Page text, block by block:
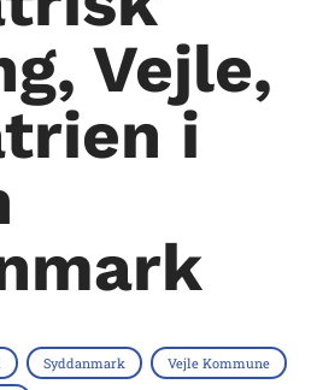
Vejle,
i
Syddanmark Vejle Kommune